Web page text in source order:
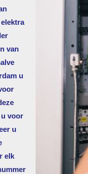
van
u
voor
u
elk